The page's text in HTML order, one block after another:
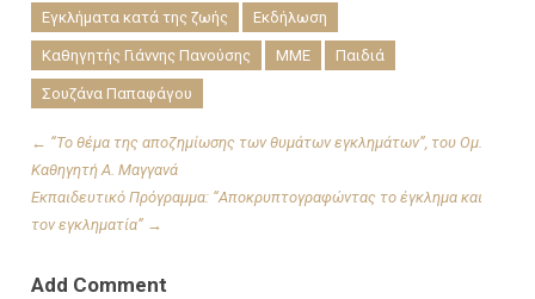
Εγκλήματα κατά της ζωής Εκδήλωση
Καθηγητής Γιάννης Πανούσης ΜΜΕ Παιδιά
Σουζάνα Παπαφάγου
← “Το θέμα της αποζημίωσης των θυμάτων εγκλημάτων”, του Ομ.
Καθηγητή Α. Μαγγανά
Εκπαιδευτικό Πρόγραμμα: “Αποκρυπτογραφώντας το έγκλημα και
τον εγκληματία” →
Add Comment